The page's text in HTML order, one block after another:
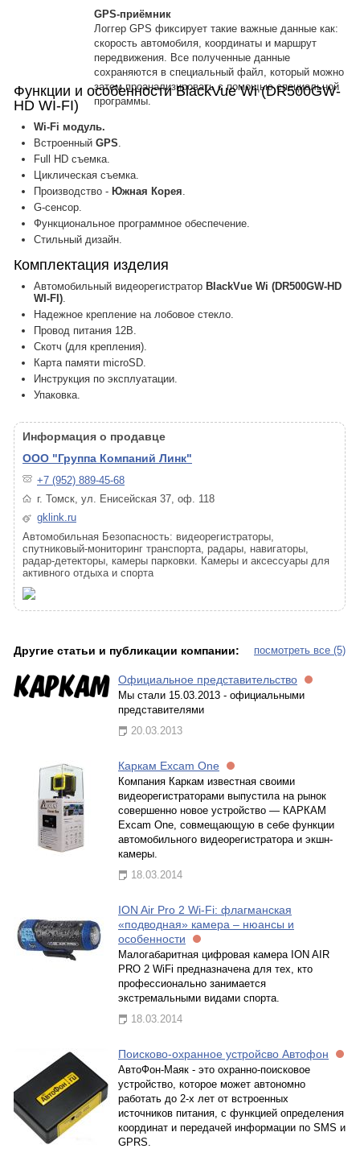
GPS-приёмник
Логгер GPS фиксирует такие важные данные как:
скорость автомобиля, координаты и маршрут
передвижения. Все полученные данные
сохраняются в специальный файл, который можно
затем проанализировать с помощью специальной
программы.
Функции и особенности BlackVue Wi (DR500GW-
HD WI-FI)
Wi-Fi модуль.
Встроенный GPS.
Full HD съемка.
Циклическая съемка.
Производство - Южная Корея.
G-сенсор.
Функциональное программное обеспечение.
Стильный дизайн.
Комплектация изделия
Автомобильный видеорегистратор BlackVue Wi (DR500GW-HD
WI-FI).
Надежное крепление на лобовое стекло.
Провод питания 12В.
Скотч (для крепления).
Карта памяти microSD.
Инструкция по эксплуатации.
Упаковка.
Информация о продавце
ООО "Группа Компаний Линк"
+7 (952) 889-45-68
г. Томск, ул. Енисейская 37, оф. 118
gklink.ru
Автомобильная Безопасность: видеорегистраторы,
спутниковый-мониторинг транспорта, радары, навигаторы,
радар-детекторы, камеры парковки. Камеры и аксессуары для
активного отдыха и спорта
посмотреть все (5)
Другие статьи и публикации компании:
Официальное представительство
Мы стали 15.03.2013 - официальными
представителями
20.03.2013
Каркам Excam One
Компания Каркам известная своими
видеорегистраторами выпустила на рынок
совершенно новое устройство — КАРКАМ
Excam One, совмещающую в себе функции
автомобильного видеорегистратора и экшн-
камеры.
18.03.2014
ION Air Pro 2 Wi-Fi: флагманская
«подводная» камера – нюансы и
особенности
Малогабаритная цифровая камера ION AIR
PRO 2 WiFi предназначена для тех, кто
профессионально занимается
экстремальными видами спорта.
18.03.2014
Поисково-охранное устройсво Автофон
АвтоФон-Маяк - это охранно-поисковое
устройство, которое может автономно
работать до 2-х лет от встроенных
источников питания, с функцией определения
координат и передачей информации по SMS и
GPRS.